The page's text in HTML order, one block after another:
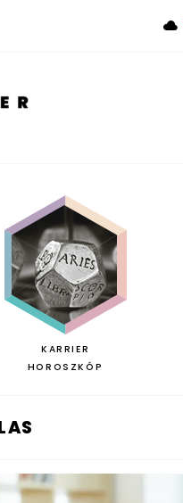
KARRIER
HOROSZKÓP